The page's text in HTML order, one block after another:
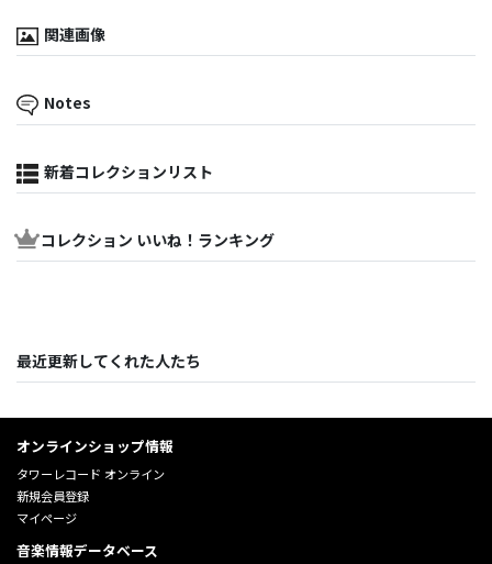
関連画像
Notes
新着コレクションリスト
コレクション いいね！ランキング
最近更新してくれた人たち
オンラインショップ情報
タワーレコード オンライン
新規会員登録
マイページ
音楽情報データベース